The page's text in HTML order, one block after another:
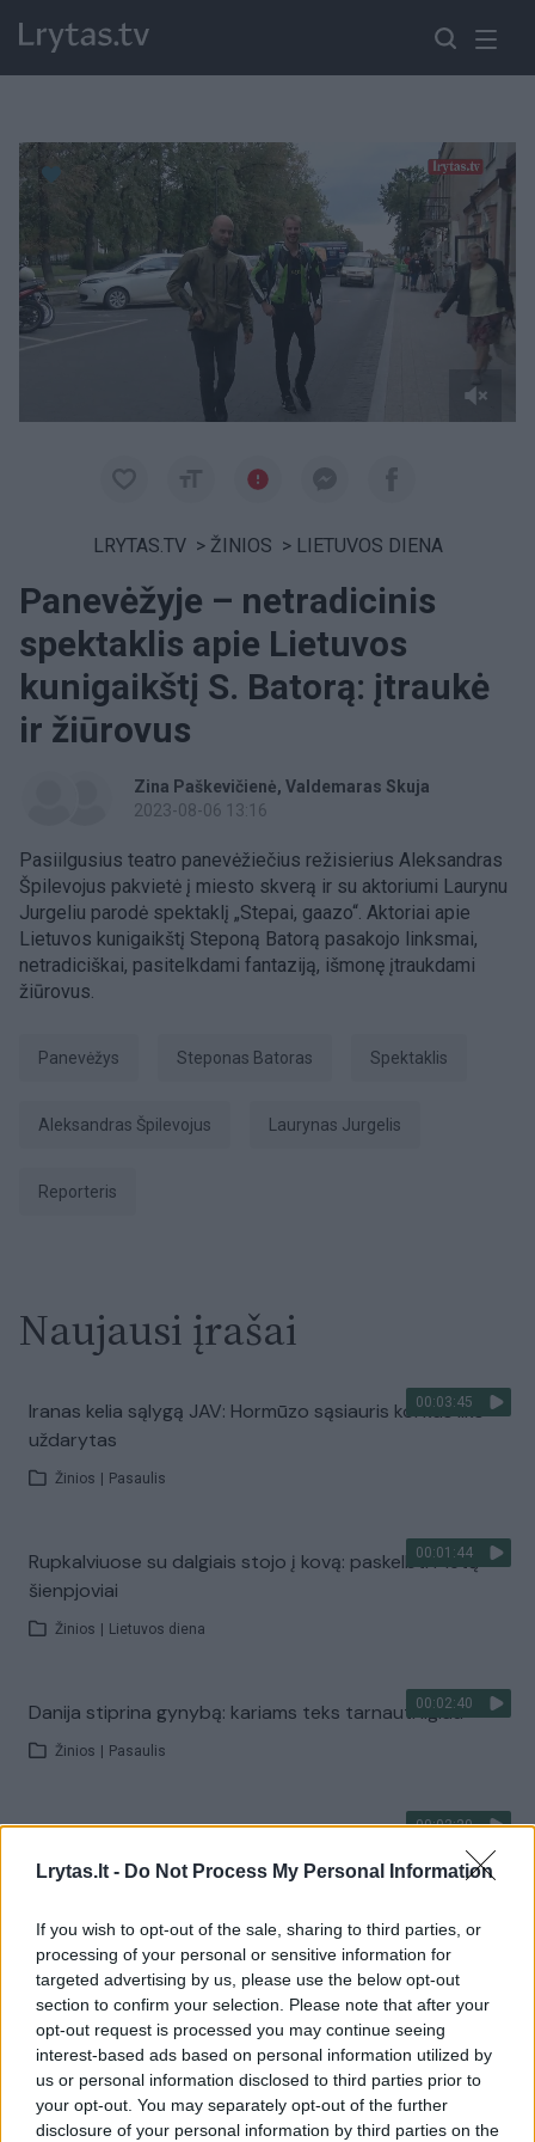
Lrytas.lt - Do Not Process My Personal Information
If you wish to opt-out of the sale, sharing to third parties, or
processing of your personal or sensitive information for
targeted advertising by us, please use the below opt-out
section to confirm your selection. Please note that after your
opt-out request is processed you may continue seeing
interest-based ads based on personal information utilized by
us or personal information disclosed to third parties prior to
your opt-out. You may separately opt-out of the further
disclosure of your personal information by third parties on the
Paremkite Ukrainą
LRYTAS.TV > ŽINIOS > LIETUVOS DIENA
Panevėžyje – netradicinis
spektaklis apie Lietuvos
kunigaikštį S. Batorą: įtraukė
ir žiūrovus
Zina Paškevičienė Valdemaras Skuja
2023-08-06 13:16
Pasiilgusius teatro panevėžiečius režisierius Aleksandras
Špilevojus pakvietė į miesto skverą ir su aktoriumi Laurynu
Jurgeliu parodė spektaklį „Stepai, gaazo“. Aktoriai apie
Lietuvos kunigaikštį Steponą Batorą pasakojo linksmai,
netradiciškai, pasitelkdami fantaziją, išmonę įtraukdami
žiūrovus.
Panevėžys Steponas Batoras spektaklis
Aleksandras Špilevojus Laurynas Jurgelis
Reporteris
Naujausi įrašai
00:03:45
Iranas kelia sąlygą JAV: Hormūzo sąsiauris kol kas liks
uždarytas
Žinios Pasaulis
00:01:44
Rupkalviuose su dalgiais stojo į kovą: paskelbti Metų
šienpjoviai
Žinios Lietuvos diena
00:02:40
Danija stiprina gynybą: kariams teks tarnauti ilgiau
Žinios Pasaulis
00:02:20
Joe Bideno kova su vėžiu tęsiasi: liga progresuoja
Žinios | Pasaulis
Visi įrašai
Žiūrimiausi įrašai